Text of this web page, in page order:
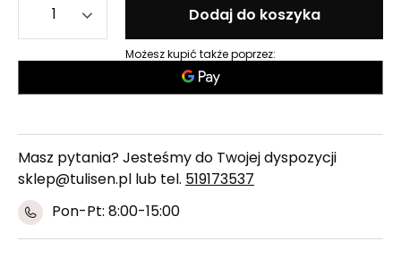
Dodaj do koszyka
Możesz kupić także poprzez:
Masz pytania? Jesteśmy do Twojej dyspozycji
sklep@tulisen.pl lub tel. 519173537
Pon-Pt: 8:00-15:00